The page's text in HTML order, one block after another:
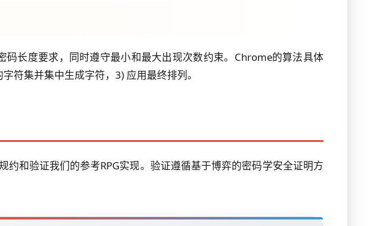
长度要求，同时遵守最小和最大出现次数约束。Chrome的算法具体
符集并集中生成字符，3) 应用最终排列。
和验证我们的参考RPG实现。验证遵循基于博弈的密码学安全证明方